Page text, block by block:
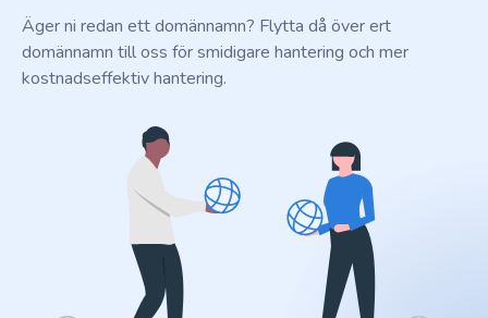
Äger ni redan ett domännamn? Flytta då över ert
domännamn till oss för smidigare hantering och mer
kostnadseffektiv hantering.